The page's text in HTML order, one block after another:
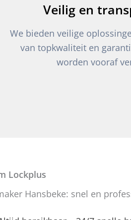
Veilig en
We bieden veilige
van topkwaliteit en
worden vooraf
Lockplus
Hansbeke: snel en